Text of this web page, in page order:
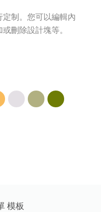
制。您可以編輯內
刪除設計塊等。
模板